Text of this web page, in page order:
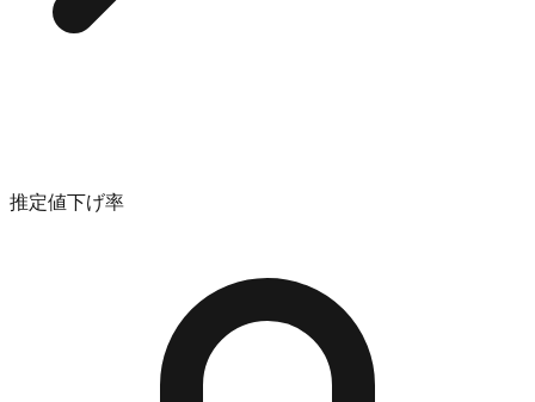
推定値下げ率